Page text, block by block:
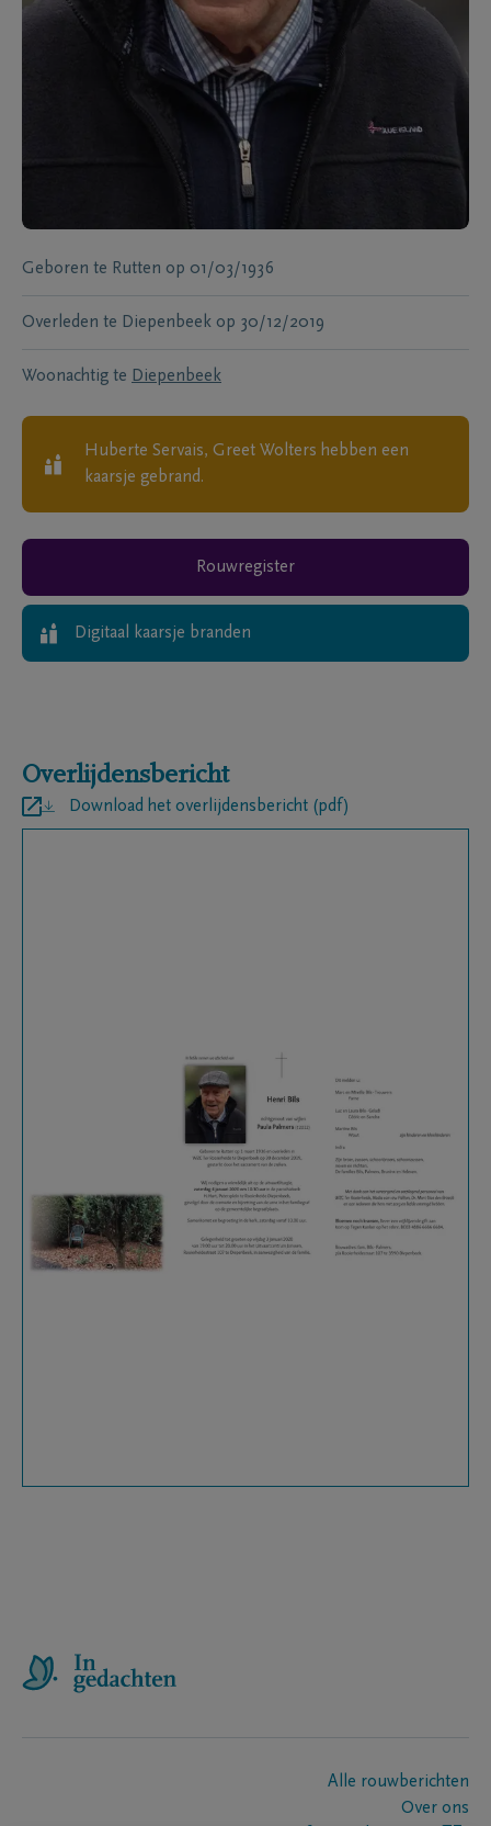
Geboren te Rutten op 01/03/1936
Overleden te Diepenbeek op 30/12/2019
Woonachtig te Diepenbeek
Huberte Servais, Greet Wolters hebben een
kaarsje gebrand.
Rouwregister
Digitaal kaarsje branden
Overlijdensbericht
Download het overlijdensbericht (pdf)
Alle rouwberichten
Over ons